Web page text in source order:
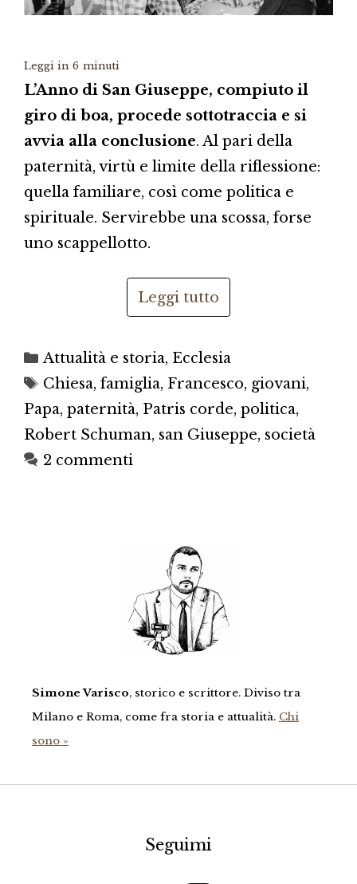
Leggi in 6 minuti
L’Anno di San Giuseppe, compiuto il
giro di boa, procede sottotraccia e si
avvia alla conclusione. Al pari della
paternità, virtù e limite della riflessione:
quella familiare, così come politica e
spirituale. Servirebbe una scossa, forse
uno scappellotto.
Leggi tutto
Categorie
Attualità e storia, Ecclesia
Tag
Chiesa, famiglia, Francesco, giovani,
Papa, paternità, Patris corde, politica,
Robert Schuman, san Giuseppe, società
2 commenti
Simone Varisco, storico e scrittore. Diviso tra
Milano e Roma, come fra storia e attualità. Chi
sono »
Seguimi